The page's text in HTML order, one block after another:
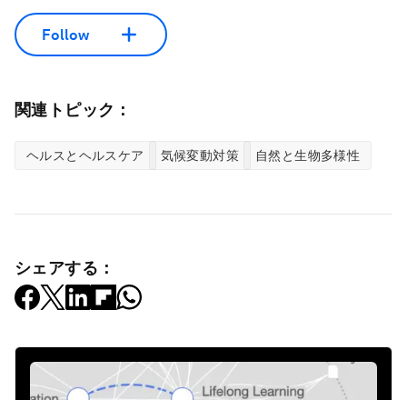
Follow
関連トピック：
ヘルスとヘルスケア 気候変動対策 自然と生物多様性
シェアする：